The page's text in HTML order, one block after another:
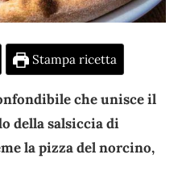
Stampa ricetta
che unisce il
della salsiccia di
la pizza del norcino,